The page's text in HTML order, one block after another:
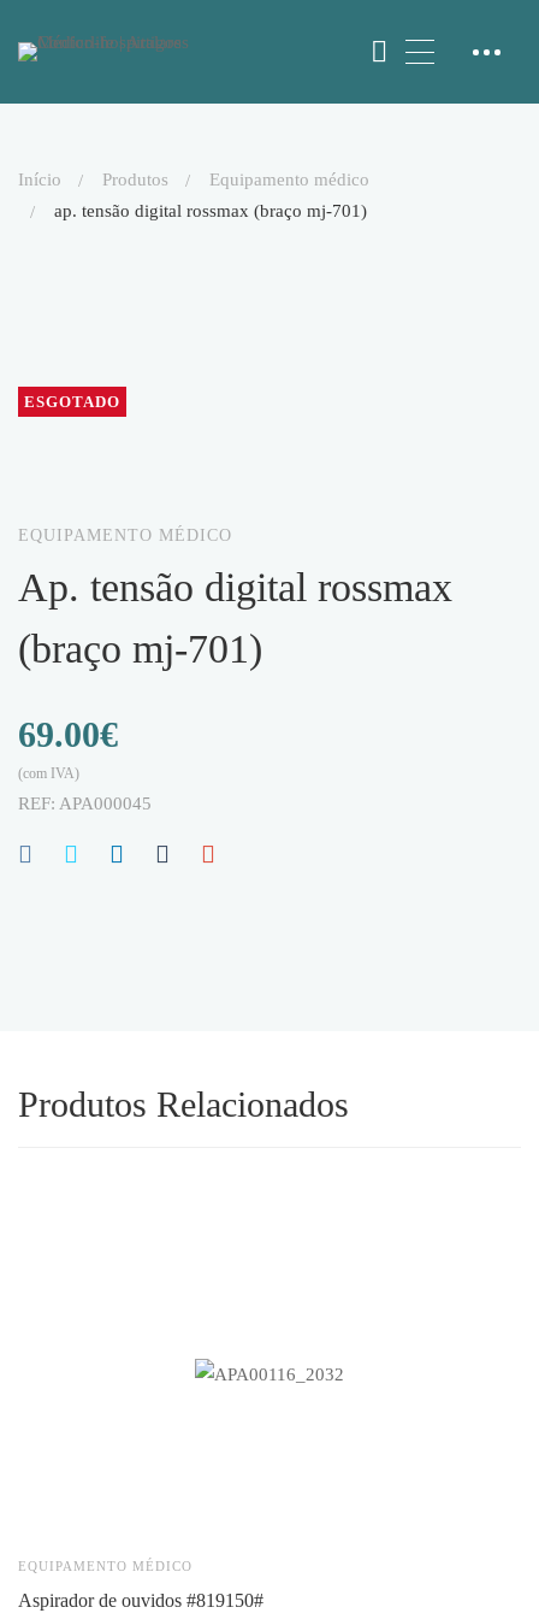
início produtos
equipamento médico
ap. tensão digital rossmax (braço mj-701)
ESGOTADO
EQUIPAMENTO MÉDICO
ap. tensão digital rossmax
(braço mj-701)
69.00€
(com IVA)
REF: APA000045
Produtos Relacionados
EQUIPAMENTO MÉDICO
aspirador de ouvidos #819150#